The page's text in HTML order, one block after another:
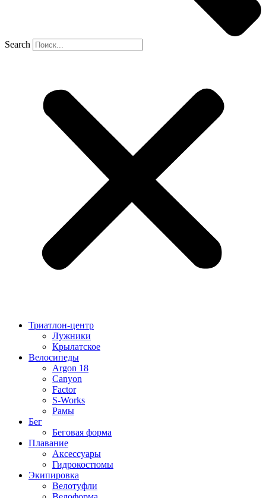
Search
Триатлон-центр
Лужники
Крылатское
Велосипеды
Argon 18
Canyon
Factor
S-Works
Рамы
Бег
Беговая форма
Плавание
Аксессуары
Гидрокостюмы
Экипировка
Велотуфли